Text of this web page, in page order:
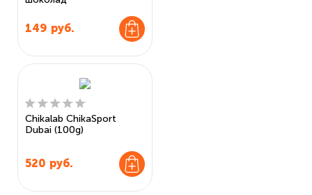
149 руб.
Chikalab ChikaSport
Dubai (100g)
520 руб.